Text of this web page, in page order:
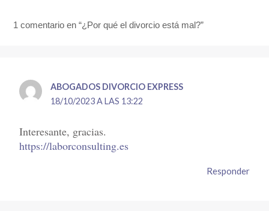
1 comentario en “¿Por qué el divorcio está mal?”
ABOGADOS DIVORCIO EXPRESS
18/10/2023 A LAS 13:22
Interesante, gracias.
https://laborconsulting.es
Responder